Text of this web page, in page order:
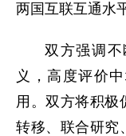
两国互联互通水
双方强调
义，高度评价
用。双方将积极
转移、联合研究